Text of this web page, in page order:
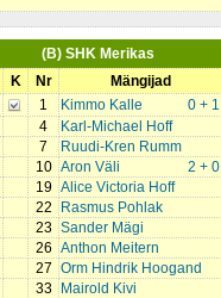
(B) SHK Merikas
K Nr
Mängijad
1
0 + 1
Kimmo Kalle
4
Karl-Michael Hoff
7
Ruudi-Kren Rumm
10
2 + 0
Aron Väli
19 Alice Victoria Hoff
22
Rasmus Pohlak
23 Sander Mägi
26 Anthon Meitern
27 Orm Hindrik Hoogand
33
Mairold Kivi